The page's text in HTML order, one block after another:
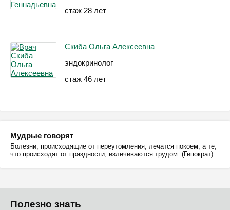
стаж 28 лет
Скиба Ольга Алексеевна
эндокринолог
стаж 46 лет
Мудрые говорят
Болезни, происходящие от переутомления, лечатся покоем, а те,
что происходят от праздности, излечиваются трудом. (Гипократ)
Полезно знать